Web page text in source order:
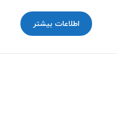
اطلاعات بیشتر